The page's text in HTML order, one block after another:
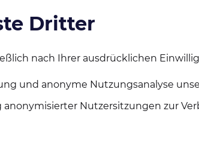
Dritter
nach Ihrer ausdrücklichen
und anonyme Nutzungsanalyse
anonymisierter Nutzersitzungen zur